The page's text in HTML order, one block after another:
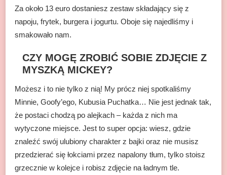
Za około 13 euro dostaniesz zestaw składający się z
napoju, frytek, burgera i jogurtu. Oboje się najedliśmy i
smakowało nam.
CZY MOGĘ ZROBIĆ SOBIE ZDJĘCIE Z
MYSZKĄ MICKEY?
Możesz i to nie tylko z nią! My prócz niej spotkaliśmy
Minnie, Goofy’ego, Kubusia Puchatka… Nie jest jednak tak,
że postaci chodzą po alejkach – każda z nich ma
wytyczone miejsce. Jest to super opcja: wiesz, gdzie
znaleźć swój ulubiony charakter z bajki oraz nie musisz
przedzierać się łokciami przez napalony tłum, tylko stoisz
grzecznie w kolejce i robisz zdjęcie na ładnym tle.